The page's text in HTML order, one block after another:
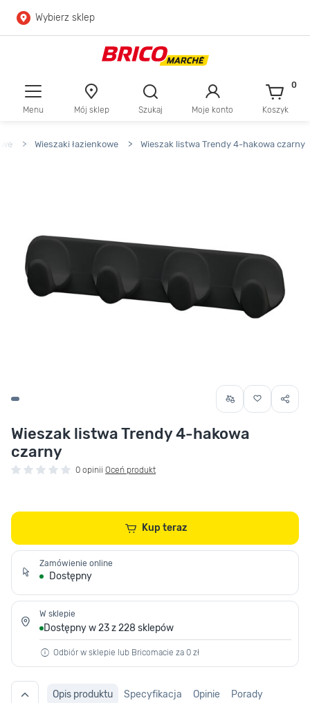
Przejdź do głównej zawartości
Wybierz sklep
Menu Mój sklep Szukaj Moje konto Koszyk
0
> Wieszaki łazienkowe > Wieszak listwa Trendy 4-hakowa czarny
Wieszak listwa Trendy 4-hakowa
czarny
0 opinii Oceń produkt
Kup teraz
Zamówienie online
Dostępny
W sklepie
Dostępny w 23 z 228 sklepów
Odbiór w sklepie lub Bricomacie za 0 zł
Opis produktu Specyfikacja Opinie Porady